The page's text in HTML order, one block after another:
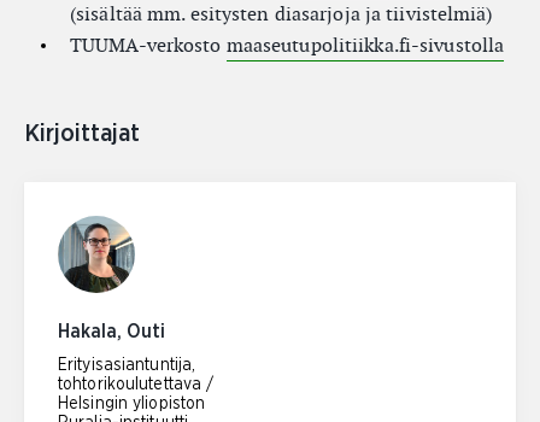
(sisältää mm. esitysten diasarjoja ja tiivistelmiä)
TUUMA-verkosto maaseutupolitiikka.fi-sivustolla
Kirjoittajat
Hakala, Outi
Erityisasiantuntija,
tohtorikoulutettava /
Helsingin yliopiston